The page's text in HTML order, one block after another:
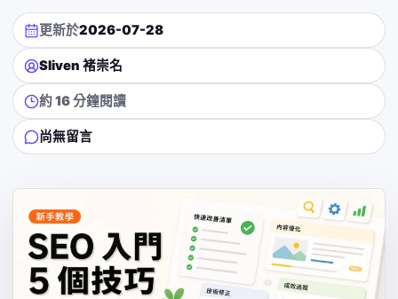
更新於2026-07-28
Sliven 褚崇名
約 16 分鐘閱讀
尚無留言